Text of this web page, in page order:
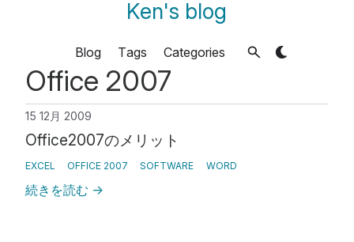
Ken's blog
Blog Tags Categories
Office 2007
15 12月 2009
Office2007のメリット
EXCEL OFFICE 2007 SOFTWARE WORD
続きを読む →